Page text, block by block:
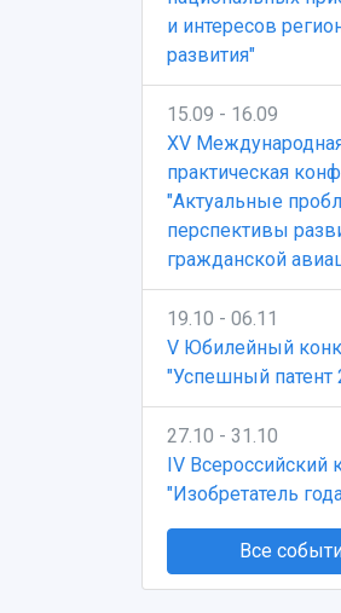
и интересов
развития"
15.09 - 16.09
XV
практическая
"Актуальные
перспективы
гражданской
19.10 - 06.11
V Юбилейный
"Успешный патент
27.10 - 31.10
IV Всероссийский
"Изобретатель
Все